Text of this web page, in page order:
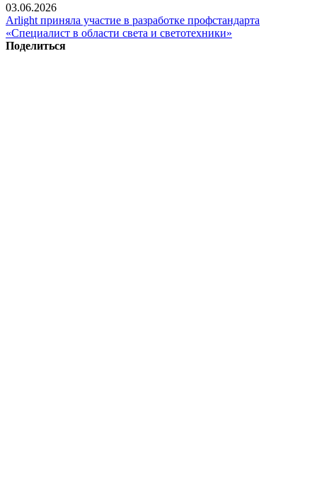
03.06.2026
Arlight приняла участие в разработке профстандарта
«Специалист в области света и светотехники»
Поделиться